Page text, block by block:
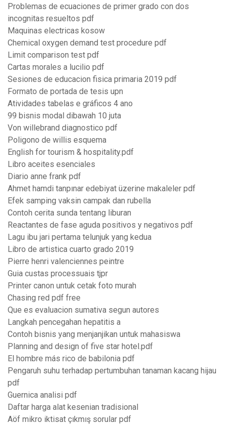
Problemas de ecuaciones de primer grado con dos
incognitas resueltos pdf
Maquinas electricas kosow
Chemical oxygen demand test procedure pdf
Limit comparison test pdf
Cartas morales a lucilio pdf
Sesiones de educacion fisica primaria 2019 pdf
Formato de portada de tesis upn
Atividades tabelas e gráficos 4 ano
99 bisnis modal dibawah 10 juta
Von willebrand diagnostico pdf
Poligono de willis esquema
English for tourism & hospitality.pdf
Libro aceites esenciales
Diario anne frank pdf
Ahmet hamdi tanpınar edebiyat üzerine makaleler pdf
Efek samping vaksin campak dan rubella
Contoh cerita sunda tentang liburan
Reactantes de fase aguda positivos y negativos pdf
Lagu ibu jari pertama telunjuk yang kedua
Libro de artistica cuarto grado 2019
Pierre henri valenciennes peintre
Guia custas processuais tjpr
Printer canon untuk cetak foto murah
Chasing red pdf free
Que es evaluacion sumativa segun autores
Langkah pencegahan hepatitis a
Contoh bisnis yang menjanjikan untuk mahasiswa
Planning and design of five star hotel.pdf
El hombre más rico de babilonia pdf
Pengaruh suhu terhadap pertumbuhan tanaman kacang hijau
pdf
Guernica analisi pdf
Daftar harga alat kesenian tradisional
Aöf mikro iktisat çıkmış sorular pdf